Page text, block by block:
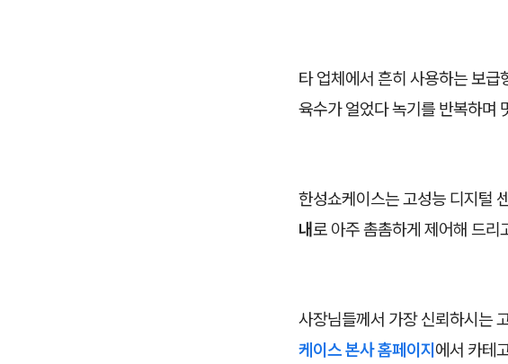
타 업체에서 흔히 사용하는 보
육수가 얼었다 녹기를 반복하며
한성쇼케이스는 고성능 디지털
내로 아주 촘촘하게 제어해 드리
사장님들께서 가장 신뢰하시는
케이스 본사 홈페이지에서 카테